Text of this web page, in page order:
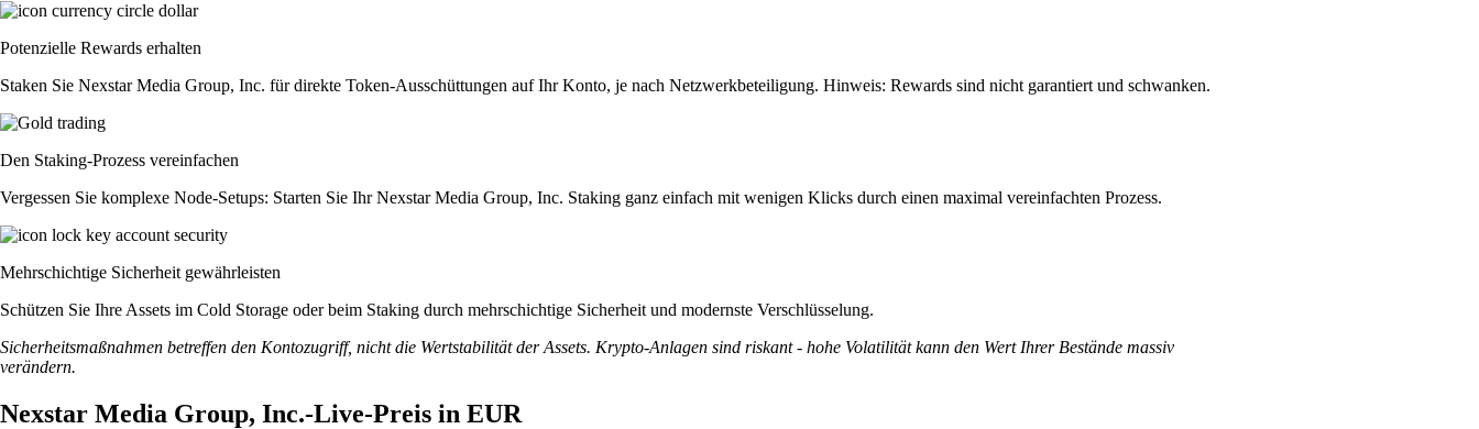
Potenzielle Rewards erhalten
Staken Sie Nexstar Media Group, Inc. für direkte Token-Ausschüttungen auf Ihr Konto, je nach Netzwerkbeteiligung. Hinweis: Rewards sind nicht garantiert und schwanken.
Den Staking-Prozess vereinfachen
Vergessen Sie komplexe Node-Setups: Starten Sie Ihr Nexstar Media Group, Inc. Staking ganz einfach mit wenigen Klicks durch einen maximal vereinfachten Prozess.
Mehrschichtige Sicherheit gewährleisten
Schützen Sie Ihre Assets im Cold Storage oder beim Staking durch mehrschichtige Sicherheit und modernste Verschlüsselung.
Sicherheitsmaßnahmen betreffen den Kontozugriff, nicht die Wertstabilität der Assets. Krypto-Anlagen sind riskant - hohe Volatilität kann den Wert Ihrer Bestände massiv
verändern.
Nexstar Media Group, Inc.-Live-Preis in EUR